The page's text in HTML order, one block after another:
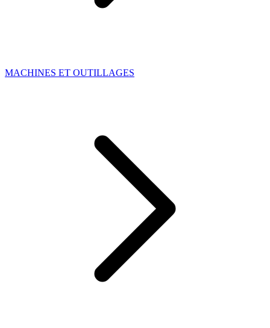
MACHINES ET OUTILLAGES